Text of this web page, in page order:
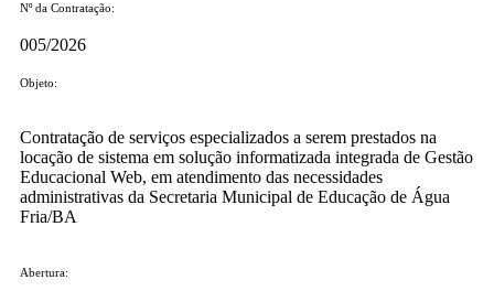
Nº da Contratação:
005/2026
Objeto:
Contratação de serviços especializados a serem prestados na
locação de sistema em solução informatizada integrada de Gestão
Educacional Web, em atendimento das necessidades
administrativas da Secretaria Municipal de Educação de Água
Fria/BA
Abertura: